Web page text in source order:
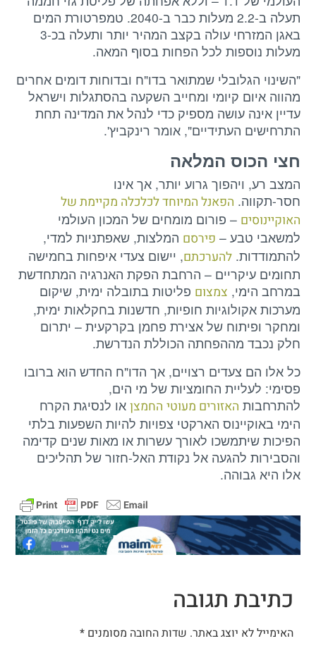
תעלה ב-2.2 מעלות כבר ב-2040. טמפרטורת המים
באגן המזרחי עולה בקצב המהיר יותר ותעלה בכ-3
מעלות נוספות לכל הפחות בסוף המאה.
"השינוי הגלובלי שמתואר בדו"ח ובדוחות דומים אחרים
מהווה איום קיומי ומחייב השקעה בהסתגלות וישראל
עדיין אינה עושה מספיק כדי לנהל את המדינה תחת
התרחישים העתידיים", אומר רינקביץ'.
חצי הכוס המלאה
המצב רע, ויהפוך גרוע יותר, אך אינו
חסר-תקווה. הפאנל המיוחד לכלכלה מקיימת של
האוקיינוסים – פורום מומחים של המכון העולמי
למשאבי טבע – פירסם המלצות, שאפתניות למדי,
להתמודדות. להערכתם, יישום צעדי איפחות בחמישה
תחומים עיקריים – הרחבת הפקת האנרגיה המתחדשת
במרחב הימי, צמצום פליטות בתובלה ימית, שיקום
מערכות אקולוגיות חופיות, חדשנות בחקלאות ימית,
ומחקר ופיתוח של אצירת פחמן בקרקעית – יתרום
חלק נכבד מההפחתה הכוללת הנדרשת.
כל אלו הם צעדים רצויים, אך הדו"ח החדש הוא ברובו
פסימי: לעליית החומציות של מי הים,
להתרחבות האזורים מעוטי החמצןאו לנסיגת הקרח
הימי באוקיינוס הארקטי צפויות להיות השפעות בלתי
הפיכות שיתמשכו לאורך עשרות או מאות שנים קדימה
והסבירות להגעה אל נקודת האל-חזור של תהליכים
אלו היא גבוהה.
כתיבת תגובה
האימייל לא יוצג באתר. שדות החובה מסומנים *